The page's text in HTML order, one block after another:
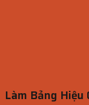
Làm Bảng Hiệu